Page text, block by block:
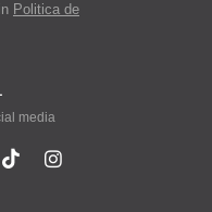
Politica de
media